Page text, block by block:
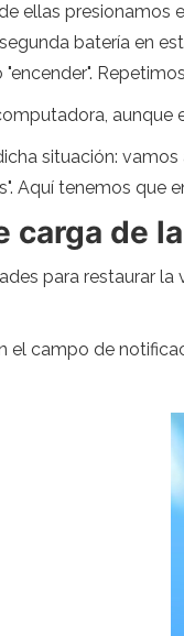
ellas
batería en
situación:
Aquí tenemos que
carga de
para restaurar
el campo de